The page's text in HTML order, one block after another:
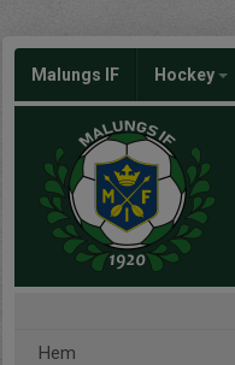
Malungs IF Hockey
Hem